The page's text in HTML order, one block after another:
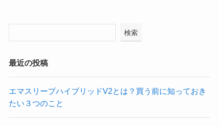
検索
最近の投稿
エマスリープハイブリッドV2とは？買う前に知っておき
たい３つのこと